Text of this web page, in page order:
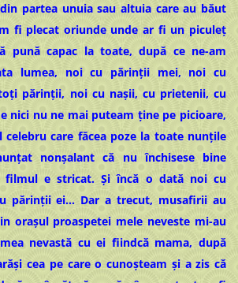
partea unuia sau altuia care au băut
fi plecat oriunde unde ar fi un piculeț
pună capac la toate, după ce ne-am
lumea, noi cu părinții mei, noi cu
părinții, noi cu nașii, cu prietenii, cu
nici nu ne mai puteam ține pe picioare,
care făcea poze la toate nunțile
nonșalant că nu închisese bine
e stricat. Și încă o dată noi cu
părinții ei… Dar a trecut, musafirii au
orașul proaspetei mele neveste mi-au
nevastă cu ei fiindcă mama, după
cea pe care o cunoșteam și a zis că